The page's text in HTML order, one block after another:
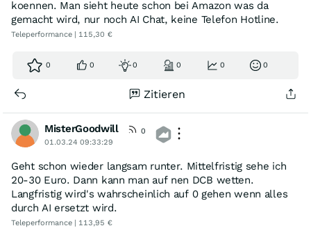
koennen. Man sieht heute schon bei Amazon was da
gemacht wird, nur noch AI Chat, keine Telefon Hotline.
Teleperformance | 115,30 €
0 0 0 0 0 0
Zitieren
MisterGoodwill
0
01.03.24 09:33:29
Geht schon wieder langsam runter. Mittelfristig sehe ich
20-30 Euro. Dann kann man auf nen DCB wetten.
Langfristig wird's wahrscheinlich auf 0 gehen wenn alles
durch AI ersetzt wird.
Teleperformance | 113,95 €